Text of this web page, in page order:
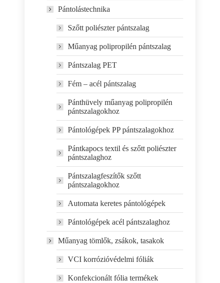
Pántolástechnika
Szőtt poliészter pántszalag
Műanyag polipropilén pántszalag
Pántszalag PET
Fém – acél pántszalag
Pánthüvely műanyag polipropilén
pántszalagokhoz
Pántológépek PP pántszalagokhoz
Pántkapocs textil és szőtt poliészter
pántszalaghoz
Pántszalagfeszítők szőtt
pántszalagokhoz
Automata keretes pántológépek
Pántológépek acél pántszalaghoz
Műanyag tömlők, zsákok, tasakok
VCI korrózióvédelmi fóliák
Konfekcionált fólia termékek